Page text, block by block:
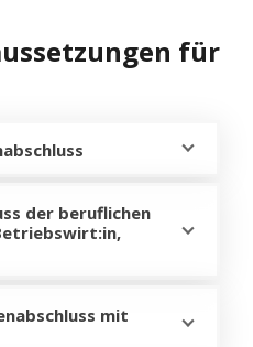
für
der beruflichen
mit